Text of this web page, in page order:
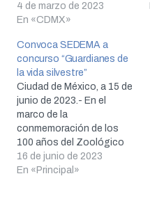
4 de marzo de 2023
En «CDMX»
Convoca SEDEMA a
concurso “Guardianes de
la vida silvestre”
Ciudad de México, a 15 de
junio de 2023.- En el
marco de la
conmemoración de los
100 años del Zoológico
de Chapultepec “Alfonso
L. Herrera”, la Secretaría
16 de junio de 2023
En «Principal»